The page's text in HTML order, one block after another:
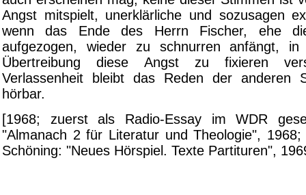
Angst mitspielt, unerklärliche und sozusagen
wenn das Ende des Herrn Fischer, ehe
aufgezogen, wieder zu schnurren anfängt, in
Übertreibung diese Angst zu fixieren
Verlassenheit bleibt das Reden der anderen
hörbar.
[1968; zuerst als Radio-Essay im WDR
"Almanach 2 für Literatur und Theologie",
Schöning: "Neues Hörspiel. Texte Partituren",